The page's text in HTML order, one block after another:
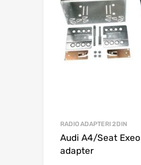
RADIO ADAPTERI 2DIN
Audi A4/Seat
adapter